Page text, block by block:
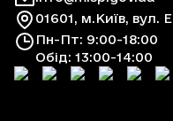
01601, м.Київ, вул.
Пн-Пт: 9:00-18:00
Обід: 13:00-14:00